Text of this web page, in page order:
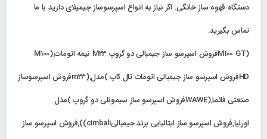
دستگاه قهوه ساز خانگی. اگر نیاز به انواع اسپرسوساز جیمیلای دارید با ما
تماس بگیرید.
(M100 GTفروش اسپرسو ساز جیمبالی دو گروپ M23 نیمه اتومات,(M100
HDفروش اسپرسو ساز جیمبالی اتومات تال کاپ )مدل,(m23فروش اسپرسوساز
صنعتی فائما,(WAWEفروش اسپرسو ساز سیمونلی دو گروپ )مدل
اورلیا,فروش اسپرسو ساز ایتالیایی برند جیمبالیcimbali)),فروش اسپرسو ساز